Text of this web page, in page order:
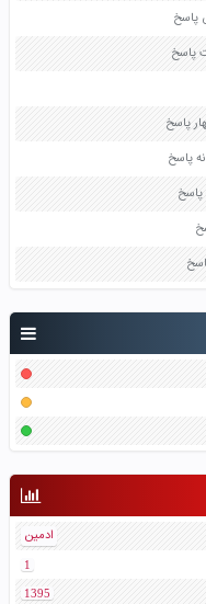
ادمین
1
1395